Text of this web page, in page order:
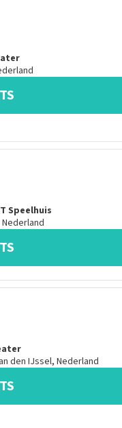
Speelhuis
Nederland
den IJssel, Nederland